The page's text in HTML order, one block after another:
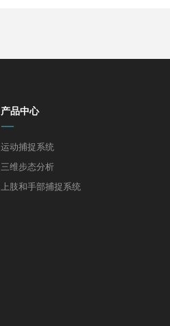
产品中心
—
运动捕捉系统
三维步态分析
上肢和手部捕捉系统